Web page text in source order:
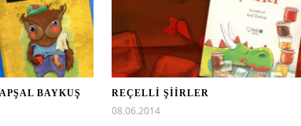
BAYKUŞ REÇELLİ ŞİİRLER
08.06.2014